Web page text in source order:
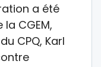
a été
CGEM,
CPQ, Karl